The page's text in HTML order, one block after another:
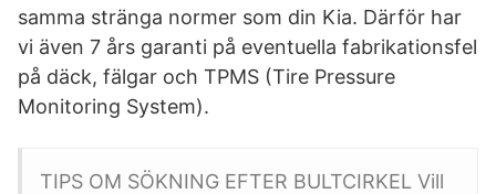
samma stränga normer som din Kia. Därför har
vi även 7 års garanti på eventuella fabrikationsfel
på däck, fälgar och TPMS (Tire Pressure
Monitoring System).
TIPS OM SÖKNING EFTER BULTCIRKEL Vill